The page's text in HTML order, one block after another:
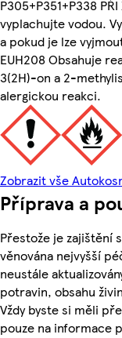
P305+P351+P338
vyplachujte vodou.
a pokud je lze
EUH208 Obsahuje
3(2H)-on a 2-
alergickou reakci.
Zobrazit vše
Příprava a
Přestože je zajištění
věnována nejvyšší
neustále
potravin, obsahu
Vždy byste si měli
pouze na informace